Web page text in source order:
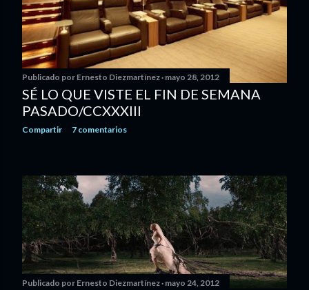
Publicado por Ernesto Diezmartínez mayo 28, 2012
SÉ LO QUE VISTE EL FIN DE SEMANA
PASADO/CCXXXIII
Compartir 7 comentarios
Publicado por Ernesto Diezmartínez mayo 24, 2012